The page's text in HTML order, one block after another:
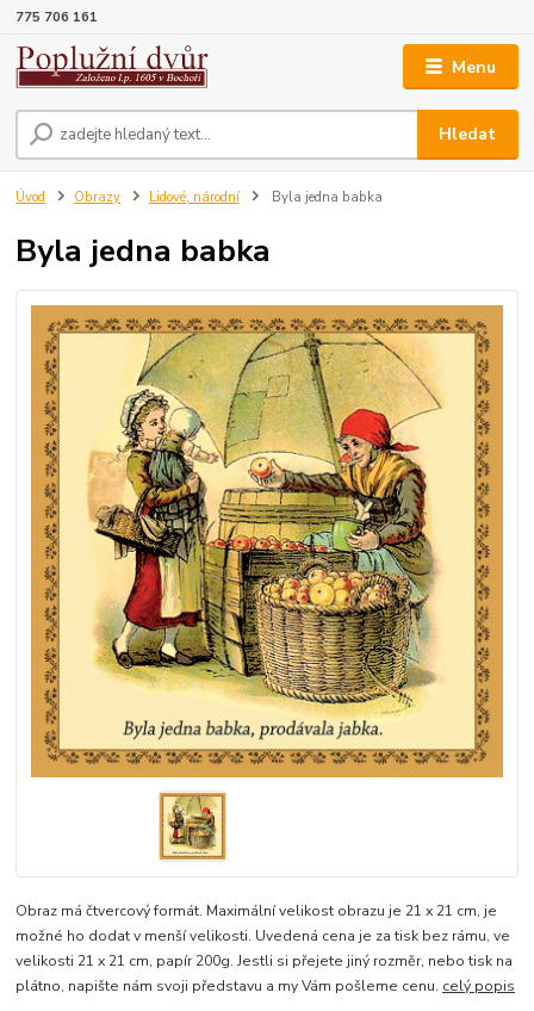
Menu
Hledat
775 706 161
Úvod Obrazy Lidové, národní Byla jedna babka
Byla jedna babka
Obraz má čtvercový formát. Maximální velikost obrazu je 21 x 21 cm, je
možné ho dodat v menší velikosti. Uvedená cena je za tisk bez rámu, ve
velikosti 21 x 21 cm, papír 200g. Jestli si přejete jiný rozměr, nebo tisk na
plátno, napište nám svoji představu a my Vám pošleme cenu. celý popis